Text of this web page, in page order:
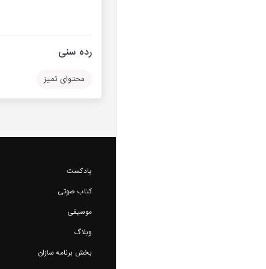
رده سنی
محتوای تمیز
پادکست
کتاب صوتی
موسیقی
وبلاگ
بخش برنامه سازان